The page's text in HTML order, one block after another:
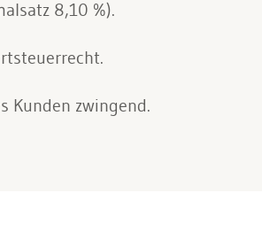
8,10 %).
Kunden zwingend.